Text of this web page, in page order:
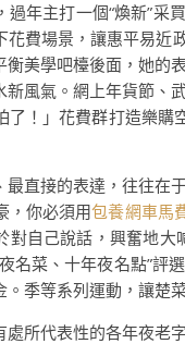
過年主打一個“煥新”采
花費場景，讓惠平易近
衡美學吧檯後面，她的
風氣。網上年貨節、
了！」花費群打造樂購
最直接的表達，往往在
，你必須用包養網車馬
對自己說話，興奮地大
名菜、十年夜名點”評選
季等系列運動，讓楚
處所代表性的各年夜老